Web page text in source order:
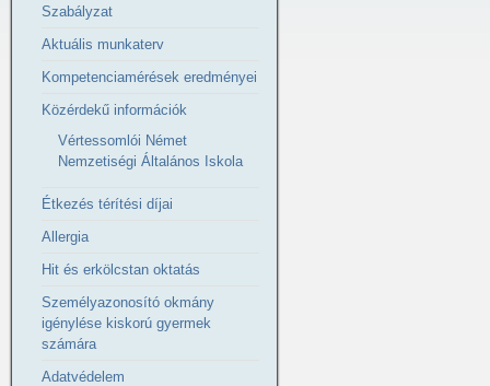
Szabályzat
Aktuális munkaterv
Kompetenciamérések eredményei
Közérdekű információk
Vértessomlói Német
Nemzetiségi Általános Iskola
Étkezés térítési díjai
Allergia
Hit és erkölcstan oktatás
Személyazonosító okmány
igénylése kiskorú gyermek
számára
Adatvédelem